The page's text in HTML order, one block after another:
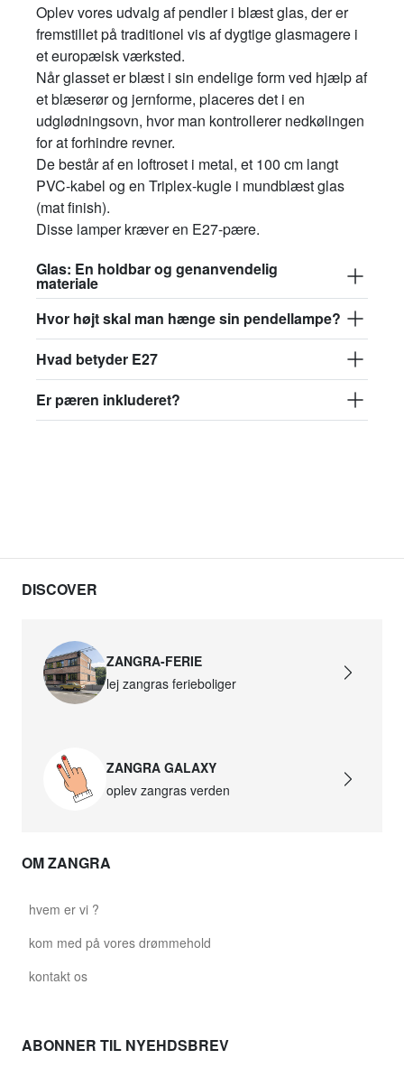
Oplev vores udvalg af pendler i blæst glas, der er
fremstillet på traditionel vis af dygtige glasmagere i
et europæisk værksted.
Når glasset er blæst i sin endelige form ved hjælp af
et blæserør og jernforme, placeres det i en
udglødningsovn, hvor man kontrollerer nedkølingen
for at forhindre revner.
De består af en loftroset i metal, et 100 cm langt
PVC-kabel og en Triplex-kugle i mundblæst glas
(mat finish).
Disse lamper kræver en E27-pære.
Glas: En holdbar og genanvendelig
materiale
Hvor højt skal man hænge sin pendellampe?
Hvad betyder E27
Er pæren inkluderet?
DISCOVER
ZANGRA-FERIE
lej zangras ferieboliger
ZANGRA GALAXY
oplev zangras verden
OM ZANGRA
hvem er vi ?
kom med på vores drømmehold
kontakt os
ABONNER TIL NYEHDSBREV